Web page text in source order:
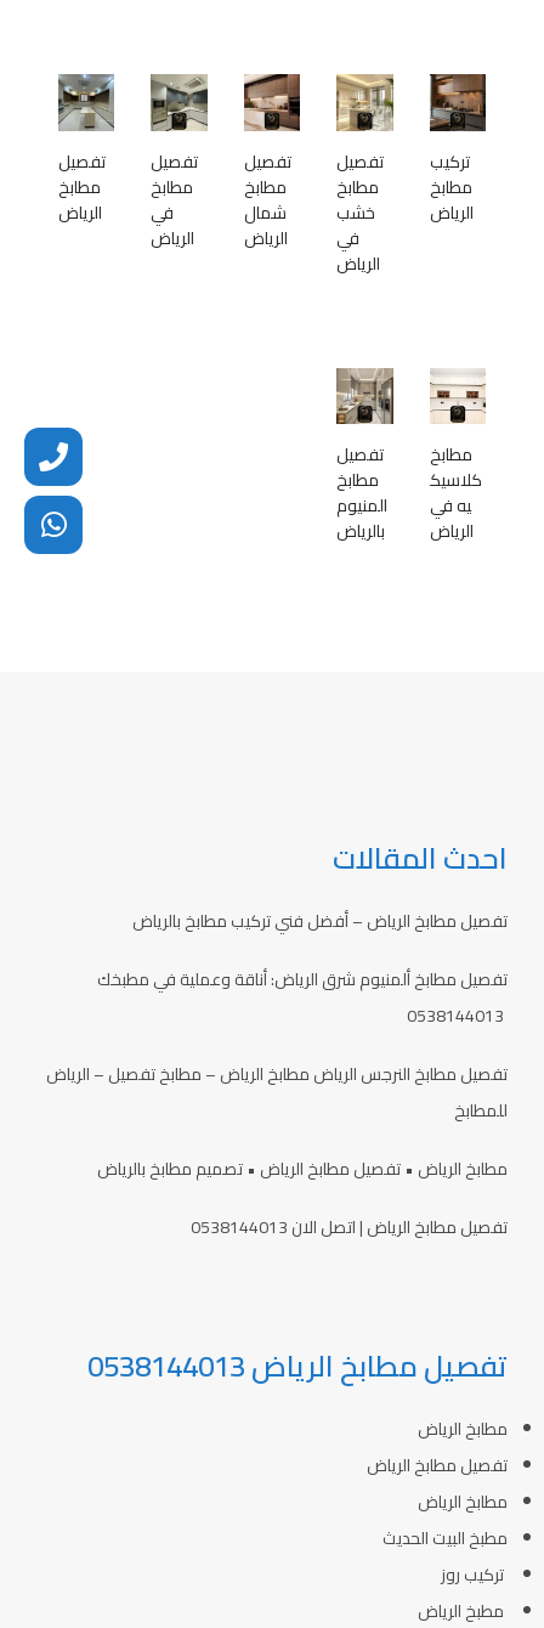
تركيب
مطابخ
الرياض
تفصيل
مطابخ
خشب
في
الرياض
تفصيل
مطابخ
شمال
الرياض
تفصيل
مطابخ
في
الرياض
تفصيل
مطابخ
الرياض
مطابخ
كلاسيك
يه في
الرياض
تفصيل
مطابخ
المنيوم
بالرياض
احدث المقالات
تفصيل مطابخ الرياض – أفضل فني تركيب مطابخ بالرياض
تفصيل مطابخ ألمنيوم شرق الرياض: أناقة وعملية في مطبخك
تفصيل مطابخ النرجس الرياض مطابخ الرياض – مطابخ تفصيل – الرياض
للمطابخ
مطابخ الرياض • تفصيل مطابخ الرياض • تصميم مطابخ بالرياض
تفصيل مطابخ الرياض | اتصل الان 0538144013
تفصيل مطابخ الرياض 0538144013
مطابخ الرياض
تفصيل مطابخ الرياض
مطابخ الرياض
مطبخ البيت الحديث
تركيب روز
مطبخ الرياض